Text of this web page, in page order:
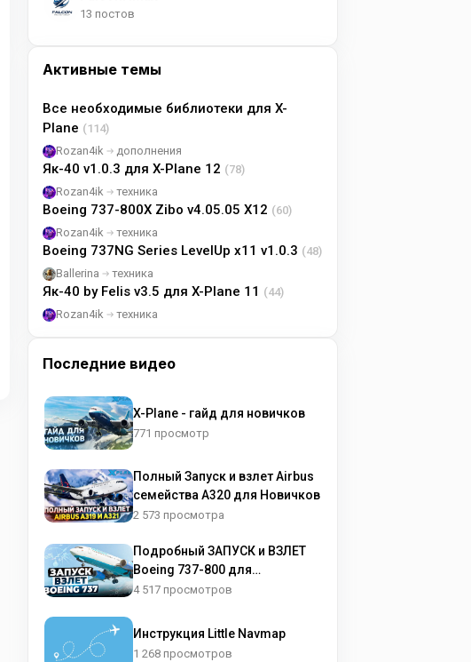
13 постов
Активные темы
Все необходимые библиотеки для X-
Plane (114)
Rozan4ik
дополнения
Як-40 v1.0.3 для X-Plane 12 (78)
Rozan4ik
техника
Boeing 737-800X Zibo v4.05.05 X12 (60)
Rozan4ik
техника
Boeing 737NG Series LevelUp x11 v1.0.3 (48)
Ballerina
техника
Як-40 by Felis v3.5 для X-Plane 11 (44)
Rozan4ik
техника
Последние видео
X-Plane - гайд для новичков
771 просмотр
Полный Запуск и взлет Airbus
семейства A320 для Новичков
2 573 просмотра
Подробный ЗАПУСК и ВЗЛЕТ
Boeing 737-800 для
НОВИЧКОВ
4 517 просмотров
Инструкция Little Navmap
1 268 просмотров